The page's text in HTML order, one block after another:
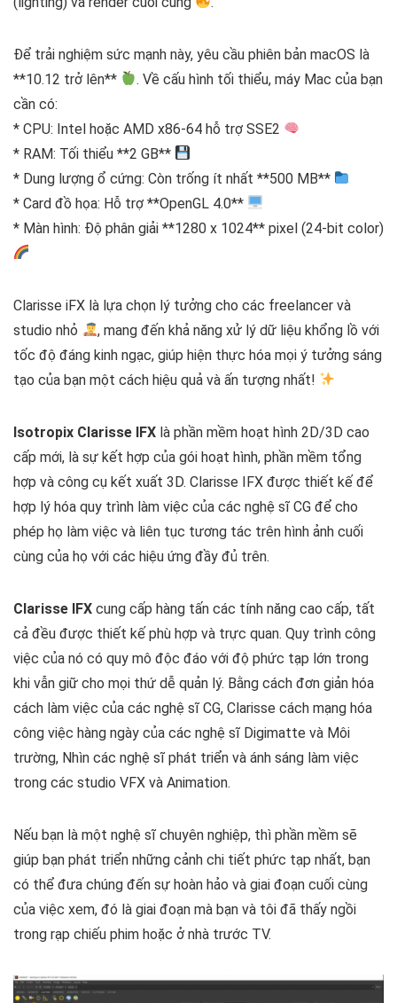
Để trải nghiệm sức mạnh này, yêu cầu phiên bản macOS là
**10.12 trở lên**
. Về cấu hình tối thiểu, máy Mac của bạn
cần có:
* CPU: Intel hoặc AMD x86-64 hỗ trợ SSE2
* RAM: Tối thiểu **2 GB**
* Dung lượng ổ cứng: Còn trống ít nhất **500 MB**
* Card đồ họa: Hỗ trợ **OpenGL 4.0**
* Màn hình: Độ phân giải **1280 x 1024** pixel (24-bit color)
Clarisse iFX là lựa chọn lý tưởng cho các freelancer và
studio nhỏ
, mang đến khả năng xử lý dữ liệu khổng lồ với
tốc độ đáng kinh ngạc, giúp hiện thực hóa mọi ý tưởng sáng
tạo của bạn một cách hiệu quả và ấn tượng nhất!
Isotropix Clarisse IFX là phần mềm hoạt hình 2D/3D cao
cấp mới, là sự kết hợp của gói hoạt hình, phần mềm tổng
hợp và công cụ kết xuất 3D. Clarisse IFX được thiết kế để
hợp lý hóa quy trình làm việc của các nghệ sĩ CG để cho
phép họ làm việc và liên tục tương tác trên hình ảnh cuối
cùng của họ với các hiệu ứng đầy đủ trên.
Clarisse IFX cung cấp hàng tấn các tính năng cao cấp, tất
cả đều được thiết kế phù hợp và trực quan. Quy trình công
việc của nó có quy mô độc đáo với độ phức tạp lớn trong
khi vẫn giữ cho mọi thứ dễ quản lý. Bằng cách đơn giản hóa
cách làm việc của các nghệ sĩ CG, Clarisse cách mạng hóa
công việc hàng ngày của các nghệ sĩ Digimatte và Môi
trường, Nhìn các nghệ sĩ phát triển và ánh sáng làm việc
trong các studio VFX và Animation.
Nếu bạn là một nghệ sĩ chuyên nghiệp, thì phần mềm sẽ
giúp bạn phát triển những cảnh chi tiết phức tạp nhất, bạn
có thể đưa chúng đến sự hoàn hảo và giai đoạn cuối cùng
của việc xem, đó là giai đoạn mà bạn và tôi đã thấy ngồi
trong rạp chiếu phim hoặc ở nhà trước TV.